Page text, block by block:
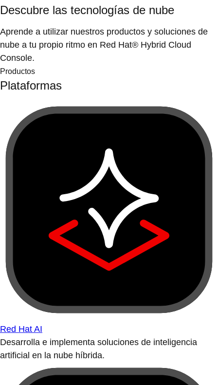
Descubre las tecnologías de nube
Aprende a utilizar nuestros productos y soluciones de
nube a tu propio ritmo en Red Hat® Hybrid Cloud
Console.
Productos
Plataformas
Red Hat AI
Desarrolla e implementa soluciones de inteligencia
artificial en la nube híbrida.